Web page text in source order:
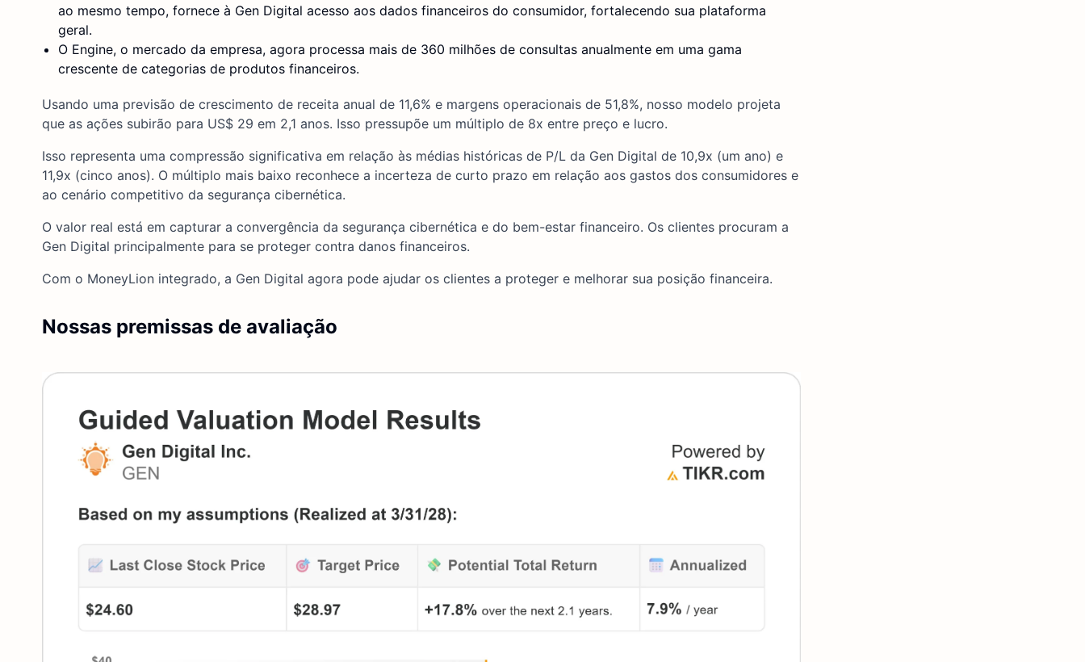
ao mesmo tempo, fornece à Gen Digital acesso aos dados financeiros do consumidor, fortalecendo sua plataforma
geral.
O Engine, o mercado da empresa, agora processa mais de 360 milhões de consultas anualmente em uma gama
crescente de categorias de produtos financeiros.
Usando uma previsão de crescimento de receita anual de 11,6% e margens operacionais de 51,8%, nosso modelo projeta
que as ações subirão para US$ 29 em 2,1 anos. Isso pressupõe um múltiplo de 8x entre preço e lucro.
Isso representa uma compressão significativa em relação às médias históricas de P/L da Gen Digital de 10,9x (um ano) e
11,9x (cinco anos). O múltiplo mais baixo reconhece a incerteza de curto prazo em relação aos gastos dos consumidores e
ao cenário competitivo da segurança cibernética.
O valor real está em capturar a convergência da segurança cibernética e do bem-estar financeiro. Os clientes procuram a
Gen Digital principalmente para se proteger contra danos financeiros.
Com o MoneyLion integrado, a Gen Digital agora pode ajudar os clientes a proteger e melhorar sua posição financeira.
Nossas premissas de avaliação